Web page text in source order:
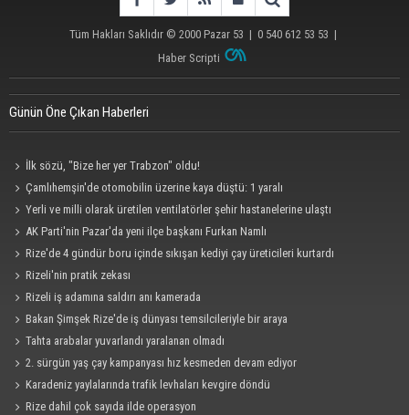
Tüm Hakları Saklıdır © 2000 Pazar 53 | 0 540 612 53 53 |
Haber Scripti
Günün Öne Çıkan Haberleri
İlk sözü, "Bize her yer Trabzon" oldu!
Çamlıhemşin'de otomobilin üzerine kaya düştü: 1 yaralı
Yerli ve milli olarak üretilen ventilatörler şehir hastanelerine ulaştı
AK Parti'nin Pazar'da yeni ilçe başkanı Furkan Namlı
Rize'de 4 gündür boru içinde sıkışan kediyi çay üreticileri kurtardı
Rizeli'nin pratik zekası
Rizeli iş adamına saldırı anı kamerada
Bakan Şimşek Rize'de iş dünyası temsilcileriyle bir araya
Tahta arabalar yuvarlandı yaralanan olmadı
2. sürgün yaş çay kampanyası hız kesmeden devam ediyor
Karadeniz yaylalarında trafik levhaları kevgire döndü
Rize dahil çok sayıda ilde operasyon